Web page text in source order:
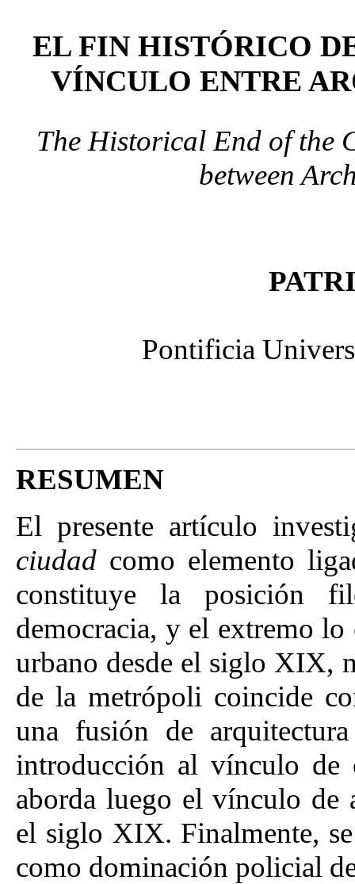
EL FIN HISTÓRICO
VÍNCULO ENTRE
The Historical End of the
between
Pontificia
RESUMEN
El presente artículo
ciudad como elemento
constituye la posición
democracia, y el extremo lo
urbano desde el siglo XIX,
de la metrópoli coincide
una fusión de
introducción al vínculo
aborda luego el vínculo de
el siglo XIX. Finalmente,
como dominación policial